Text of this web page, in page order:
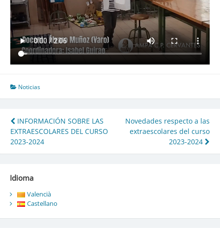
Noticias
Navegación
de
entradas
INFORMACIÓN SOBRE LAS
EXTRAESCOLARES DEL CURSO
2023-2024
Novedades respecto a las
extraescolares del curso
2023-2024
Idioma
Valencià
Castellano